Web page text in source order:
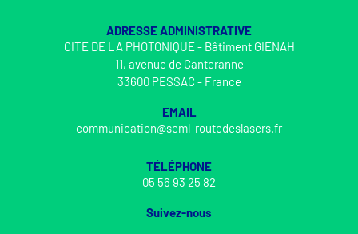
ADRESSE ADMINISTRATIVE
CITE DE LA PHOTONIQUE - Bâtiment GIENAH
11, avenue de Canteranne
33600 PESSAC - France
EMAIL
communication@seml-routedeslasers.fr
TÉLÉPHONE
05 56 93 25 82
Suivez-nous